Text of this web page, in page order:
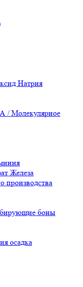
Натрия
/ Молекулярное
Железа
производства
боны
осадка